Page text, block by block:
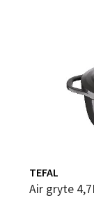
TEFAL
Air gryte
Ski